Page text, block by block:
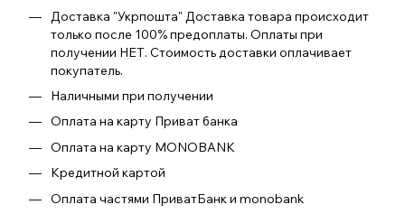
Доставка "Укрпошта" Доставка товара происходит
только после 100% предоплаты. Оплаты при
получении НЕТ. Стоимость доставки оплачивает
покупатель.
Наличными при получении
Оплата на карту Приват банка
Оплата на карту MONOBANK
Кредитной картой
Оплата частями ПриватБанк и monobank